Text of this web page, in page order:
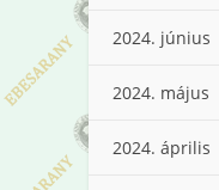
2024. június
2024. május
2024. április